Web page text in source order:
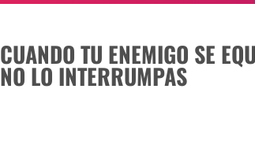
CUANDO TU ENEMIGO SE
NO LO INTERRUMPAS